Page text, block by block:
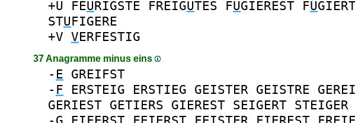
+U FEURIGSTE FREIGUTES FUGIEREST FU
STUFIGERE
+V VERFESTIG
37 Anagramme minus eins
- E GREIFST
- F ERSTEIG ERSTIEG GEISTER GEISTRE
GERIEST GETIERS GIEREST SEIGERT STEIGER